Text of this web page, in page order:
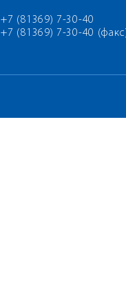
+7 (81369) 7-30-40
+7 (81369) 7-30-40